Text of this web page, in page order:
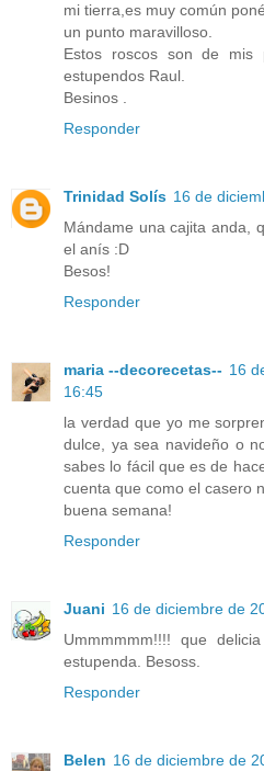
mi tierra,es muy común
un punto maravilloso.
Estos roscos son de mis
estupendos Raul.
Besinos .
Responder
Trinidad Solís 16 de
Mándame una cajita anda,
el anís :D
Besos!
Responder
maria --decorecetas-- 16
16:45
la verdad que yo me
dulce, ya sea navideño o
sabes lo fácil que es de
cuenta que como el casero
buena semana!
Responder
Juani 16 de diciembre de
Ummmmmm!!!! que
estupenda. Besoss.
Responder
Belen 16 de diciembre de